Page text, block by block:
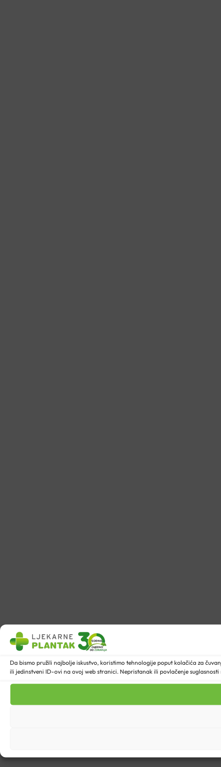
Da bismo pružili najbolje iskustvo, koristimo tehnologije poput kolačića za
ili jedinstveni ID-ovi na ovoj web stranici. Nepristanak ili povlačenje